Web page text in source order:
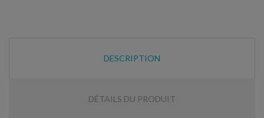
DESCRIPTION
DÉTAILS DU PRODUIT